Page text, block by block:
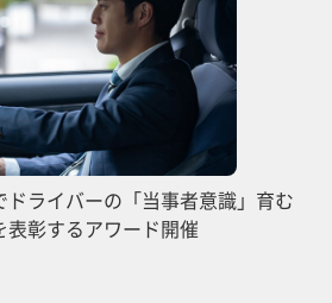
ドライバーの「当事者意識」育む
彰するアワード開催